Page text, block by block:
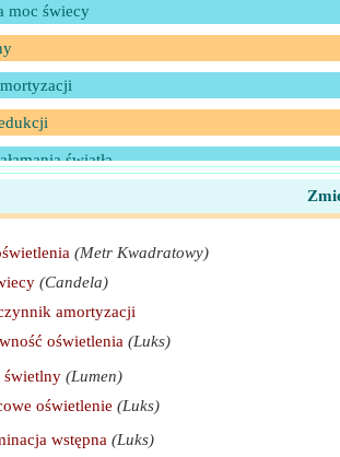
moc świecy
światła
(Metr Kwadratowy)
(Candela)
amortyzacji
oświetlenia (Luks)
świetlny (Lumen)
oświetlenie (Luks)
wstępna (Luks)